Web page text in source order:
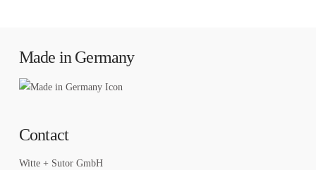
Made in Germany
Contact
Witte + Sutor GmbH